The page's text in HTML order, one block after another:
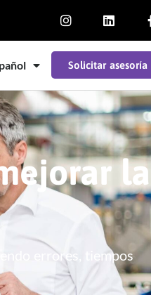
Solicitar asesoría
la
errores, tiempos